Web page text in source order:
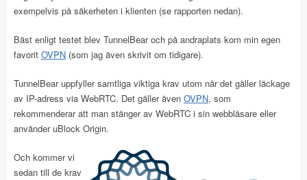
exempelvis på säkerheten i klienten (se rapporten nedan).
Bäst enligt testet blev TunnelBear och på andraplats kom min egen
favorit OVPN (som jag även skrivit om tidigare).
TunnelBear uppfyller samtliga viktiga krav utom när det gäller läckage
av IP-adress via WebRTC. Det gäller även OVPN, som
rekommenderar att man stänger av WebRTC i sin webbläsare eller
använder uBlock Origin.
Och kommer vi
sedan till de krav